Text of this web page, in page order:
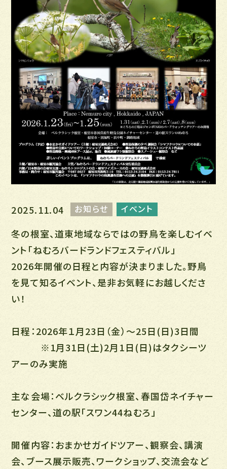
2025.11.04 お知らせ イベント
冬の根室、道東地域ならではの野鳥を楽しむイベ
ント「ねむろバードランドフェスティバル」
2026年開催の日程と内容が決まりました。野鳥
を見て知るイベント、是非お気軽にお越しくださ
い！
日程：2026年１月23日（金）～25日(日)3日間
※1月31日(土)2月1日(日)はタクシーツ
アーのみ実施
主な会場：ベルクラシック根室、春国岱ネイチャー
センター、道の駅「スワン44ねむろ」
開催内容：おまかせガイドツアー、観察会、講演
会、ブース展示販売、ワークショップ、交流会など